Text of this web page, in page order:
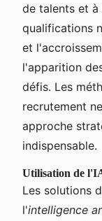
de talents et à
qualifications
et
l'apparition
défis. Les
recrutement
approche
indispensable.
Utilisation de
Les solutions
l'intelligence